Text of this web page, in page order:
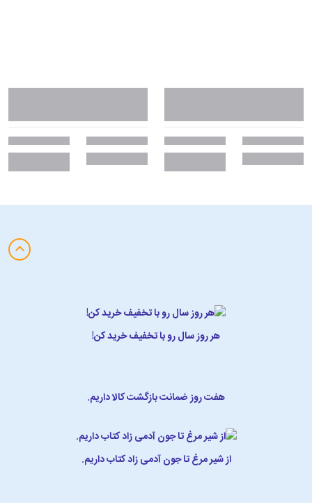
هر روز سال رو با تخفیف خرید کن!
هفت روز ضمانت بازگشت کالا داریم.
از شیر مرغ تا جون آدمی زاد کتاب داریم.